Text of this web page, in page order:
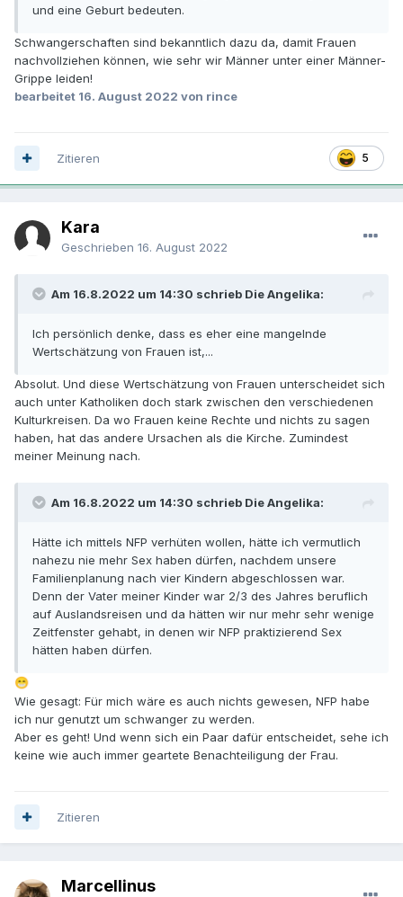
und eine Geburt bedeuten.
Schwangerschaften sind bekanntlich dazu da, damit Frauen
nachvollziehen können, wie sehr wir Männer unter einer Männer-
Grippe leiden!
bearbeitet 16. August 2022 von rince
5
Zitieren
Kara
Geschrieben 16. August 2022
Am 16.8.2022 um 14:30 schrieb Die Angelika:
Ich persönlich denke, dass es eher eine mangelnde
Wertschätzung von Frauen ist,...
Absolut. Und diese Wertschätzung von Frauen unterscheidet sich
auch unter Katholiken doch stark zwischen den verschiedenen
Kulturkreisen. Da wo Frauen keine Rechte und nichts zu sagen
haben, hat das andere Ursachen als die Kirche. Zumindest
meiner Meinung nach.
Am 16.8.2022 um 14:30 schrieb Die Angelika:
Hätte ich mittels NFP verhüten wollen, hätte ich vermutlich
nahezu nie mehr Sex haben dürfen, nachdem unsere
Familienplanung nach vier Kindern abgeschlossen war.
Denn der Vater meiner Kinder war 2/3 des Jahres beruflich
auf Auslandsreisen und da hätten wir nur mehr sehr wenige
Zeitfenster gehabt, in denen wir NFP praktizierend Sex
hätten haben dürfen.
😁
Wie gesagt: Für mich wäre es auch nichts gewesen, NFP habe
ich nur genutzt um schwanger zu werden.
Aber es geht! Und wenn sich ein Paar dafür entscheidet, sehe ich
keine wie auch immer geartete Benachteiligung der Frau.
Zitieren
Marcellinus